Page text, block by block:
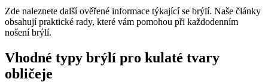
Zde naleznete další ověřené informace týkající se brýlí. Naše články
obsahují praktické rady, které vám pomohou při každodenním
nošení brýlí.
Vhodné typy brýlí pro kulaté tvary
obličeje